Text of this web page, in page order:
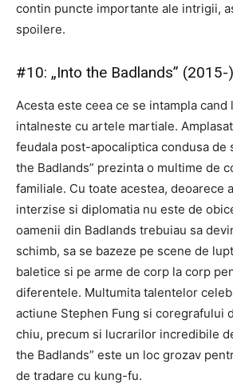
contin puncte importante ale intrigii,
spoilere.
#10: „Into the Badlands” (2015-)
Acesta este ceea ce se intampla cand
intalneste cu artele martiale.
feudala post-apocaliptica condusa de
the Badlands” prezinta o multime de
familiale. Cu toate acestea, deoarece
interzise si diplomatia nu este de
oamenii din Badlands trebuiau sa
schimb, sa se bazeze pe scene de
baletice si pe arme de corp la corp
diferentele. Multumita talentelor
actiune Stephen Fung si coregrafului
chiu, precum si lucrarilor incredibile
the Badlands” este un loc grozav
de tradare cu kung-fu.